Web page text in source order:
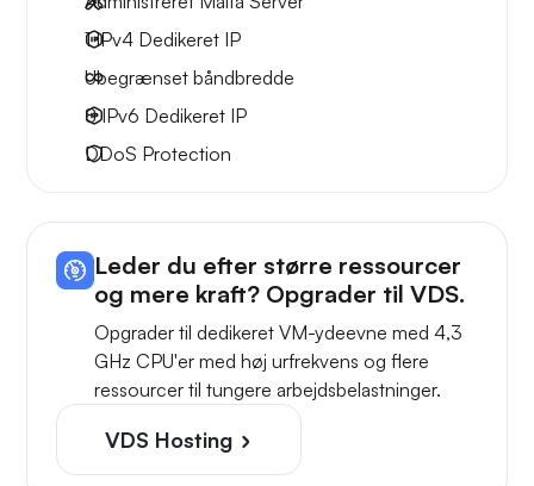
1 IPv4 Dedikeret IP
Ubegrænset båndbredde
8 IPv6 Dedikeret IP
DDoS Protection
Leder du efter større ressourcer
og mere kraft? Opgrader til VDS.
Opgrader til dedikeret VM-ydeevne med 4,3
GHz CPU'er med høj urfrekvens og flere
ressourcer til tungere arbejdsbelastninger.
VDS Hosting